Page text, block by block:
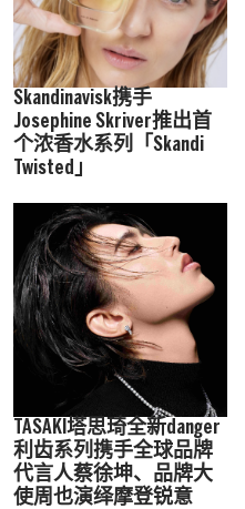
Skandinavisk携手
Josephine Skriver推出首
个浓香水系列「Skandi
Twisted」
TASAKI塔思琦全新danger
利齿系列携手全球品牌
代言人蔡徐坤、品牌大
使周也演绎摩登锐意